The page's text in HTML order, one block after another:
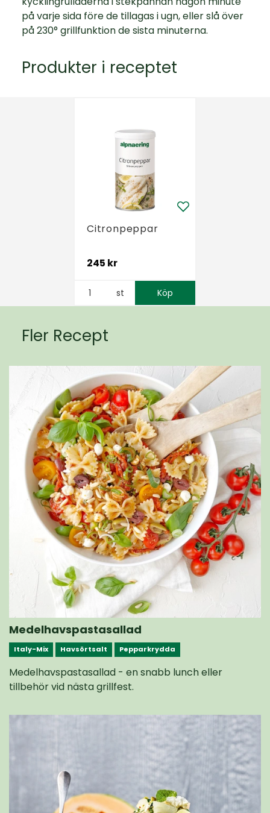
på varje sida före de tillagas i ugn, eller slå över
på 230° grillfunktion de sista minuterna.
Produkter i receptet
Citronpeppar
245 kr
st Köp
Fler Recept
Medelhavspastasallad
Italy-Mix Havsörtsalt Pepparkrydda
Medelhavspastasallad - en snabb lunch eller
tillbehör vid nästa grillfest.